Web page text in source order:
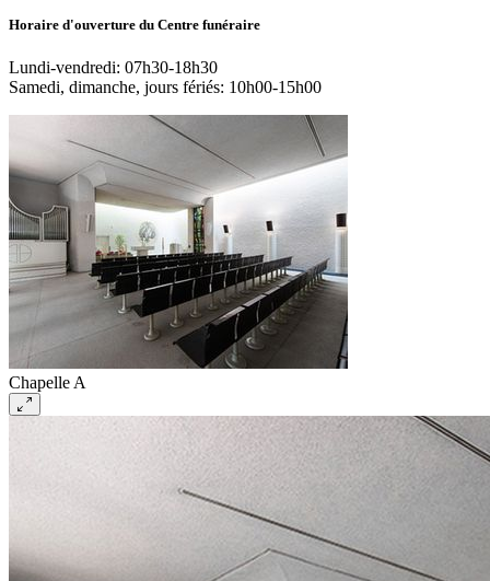
Horaire d'ouverture du Centre funéraire
Lundi-vendredi: 07h30-18h30
Samedi, dimanche, jours fériés: 10h00-15h00
Chapelle A